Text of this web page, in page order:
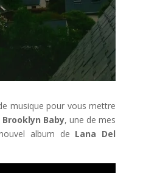
musique pour vous mettre
Brooklyn Baby, une de mes
album de Lana Del